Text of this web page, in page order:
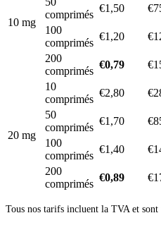
10 mg
comprimés
€1,50
100
comprimés
€1,20
200
comprimés
€0,79
20 mg
10
comprimés
€2,80
50
comprimés
€1,70
100
comprimés
€1,40
200
comprimés
€0,89
Tous nos tarifs incluent la TVA et sont